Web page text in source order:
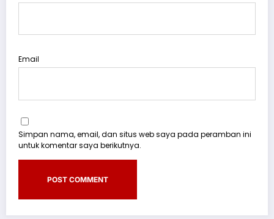
Email
Simpan nama, email, dan situs web saya pada peramban ini
untuk komentar saya berikutnya.